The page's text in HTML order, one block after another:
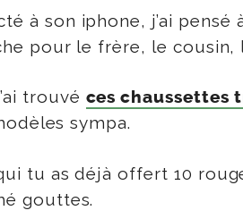
à son iphone, j’ai pensé
pour le frère, le
trouvé ces chaussettes
sympa.
tu as déjà offert 10
gouttes.